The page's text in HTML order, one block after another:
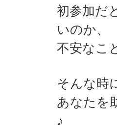
初参加だ
いのか、
不安なこ
そんな時
あなたを
♪